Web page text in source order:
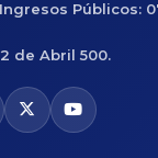
Públicos:
de Abril 500.